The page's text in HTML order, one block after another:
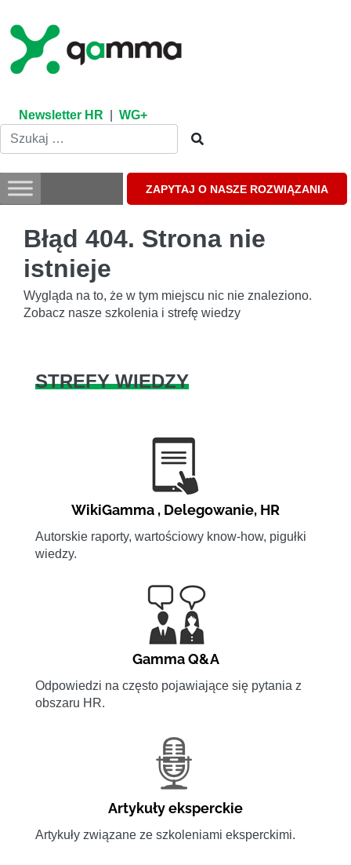
content
Newsletter HR WG+
ZAPYTAJ O NASZE ROZWIĄZANIA
Błąd 404. Strona nie
istnieje
Wygląda na to, że w tym miejscu nic nie znaleziono.
Zobacz nasze szkolenia i strefę wiedzy
STREFY WIEDZY
WikiGamma , Delegowanie, HR
Autorskie raporty, wartościowy know-how, pigułki
wiedzy.
Gamma Q&A
Odpowiedzi na często pojawiające się pytania z
obszaru HR.
Artykuły eksperckie
Artykuły związane ze szkoleniami eksperckimi.